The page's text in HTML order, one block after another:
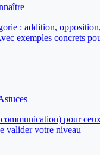
: addition,
exemples concrets
pour
valider votre niveau